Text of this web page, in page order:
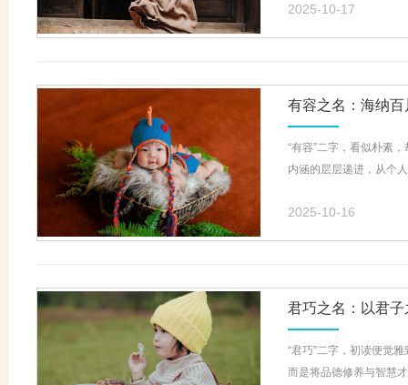
2025-10-17
有容之名：海纳
“有容”二字，看似朴素
内涵的层层递进，从个
2025-10-16
君巧之名：以君
“君巧”二字，初读便觉
而是将品德修养与智慧